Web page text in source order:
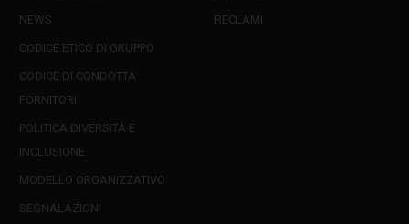
NEWS
CODICE ETICO DI GRUPPO
CODICE DI CONDOTTA
FORNITORI
POLITICA DIVERSITÀ E
INCLUSIONE
MODELLO ORGANIZZATIVO
SEGNALAZIONI
RECLAMI